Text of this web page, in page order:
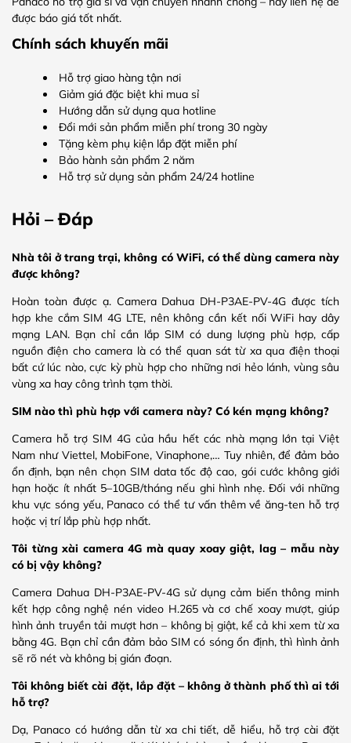
được báo giá tốt nhất.
Chính sách khuyến mãi
Hỗ trợ giao hàng tận nơi
Giảm giá đặc biệt khi mua sỉ
Hướng dẫn sử dụng qua hotline
Đổi mới sản phẩm miễn phí trong 30 ngày
Tặng kèm phụ kiện lắp đặt miễn phí
Bảo hành sản phẩm 2 năm
Hỗ trợ sử dụng sản phẩm 24/24 hotline
Hỏi – Đáp
Nhà tôi ở trang trại, không có WiFi, có thể dùng camera này
được không?
Hoàn toàn được ạ. Camera Dahua DH-P3AE-PV-4G được tích
hợp khe cắm SIM 4G LTE, nên không cần kết nối WiFi hay dây
mạng LAN. Bạn chỉ cần lắp SIM có dung lượng phù hợp, cấp
nguồn điện cho camera là có thể quan sát từ xa qua điện thoại
bất cứ lúc nào, cực kỳ phù hợp cho những nơi hẻo lánh, vùng sâu
vùng xa hay công trình tạm thời.
SIM nào thì phù hợp với camera này? Có kén mạng không?
Camera hỗ trợ SIM 4G của hầu hết các nhà mạng lớn tại Việt
Nam như Viettel, MobiFone, Vinaphone,… Tuy nhiên, để đảm bảo
ổn định, bạn nên chọn SIM data tốc độ cao, gói cước không giới
hạn hoặc ít nhất 5–10GB/tháng nếu ghi hình nhẹ. Đối với những
khu vực sóng yếu, Panaco có thể tư vấn thêm về ăng-ten hỗ trợ
hoặc vị trí lắp phù hợp nhất.
Tôi từng xài camera 4G mà quay xoay giật, lag – mẫu này
có bị vậy không?
Camera Dahua DH-P3AE-PV-4G sử dụng cảm biến thông minh
kết hợp công nghệ nén video H.265 và cơ chế xoay mượt, giúp
hình ảnh truyền tải mượt hơn – không bị giật, kể cả khi xem từ xa
bằng 4G. Bạn chỉ cần đảm bảo SIM có sóng ổn định, thì hình ảnh
sẽ rõ nét và không bị gián đoạn.
Tôi không biết cài đặt, lắp đặt – không ở thành phố thì ai tới
hỗ trợ?
Dạ, Panaco có hướng dẫn từ xa chi tiết, dễ hiểu, hỗ trợ cài đặt